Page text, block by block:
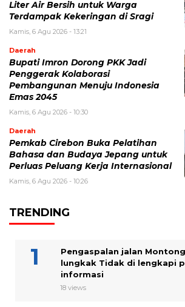
Liter Air Bersih untuk Warga
Terdampak Kekeringan di Sragi
Kamis, 6 Agu 2026 - 13:21
Daerah
Bupati Imron Dorong PKK Jadi
Penggerak Kolaborasi
Pembangunan Menuju Indonesia
Emas 2045
Kamis, 6 Agu 2026 - 10:30
Daerah
Pemkab Cirebon Buka Pelatihan
Bahasa dan Budaya Jepang untuk
Perluas Peluang Kerja Internasional
Kamis, 6 Agu 2026 - 10:26
TRENDING
Pengaspalan jalan
lungkak Tidak di lengkapi
informasi
18 views